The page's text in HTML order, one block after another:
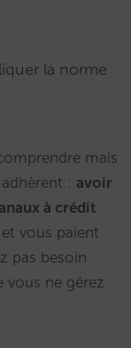
la norme
mais
: avoir
à crédit
vous paient
pas besoin
vous ne gérez